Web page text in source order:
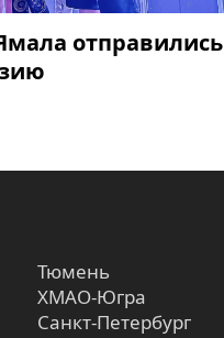
отправились
Тюмень
ХМАО-Югра
Санкт-Петербург